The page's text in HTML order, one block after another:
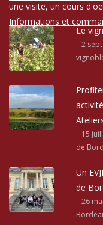
une visite, un cours
Informations et
Le
2
15
de
Un
de
26